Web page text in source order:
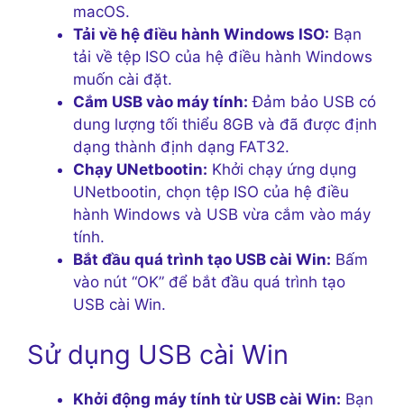
macOS.
Tải về hệ điều hành Windows ISO: Bạn
tải về tệp ISO của hệ điều hành Windows
muốn cài đặt.
Cắm USB vào máy tính: Đảm bảo USB có
dung lượng tối thiểu 8GB và đã được định
dạng thành định dạng FAT32.
Chạy UNetbootin: Khởi chạy ứng dụng
UNetbootin, chọn tệp ISO của hệ điều
hành Windows và USB vừa cắm vào máy
tính.
Bắt đầu quá trình tạo USB cài Win: Bấm
vào nút “OK” để bắt đầu quá trình tạo
USB cài Win.
Sử dụng USB cài Win
Khởi động máy tính từ USB cài Win: Bạn